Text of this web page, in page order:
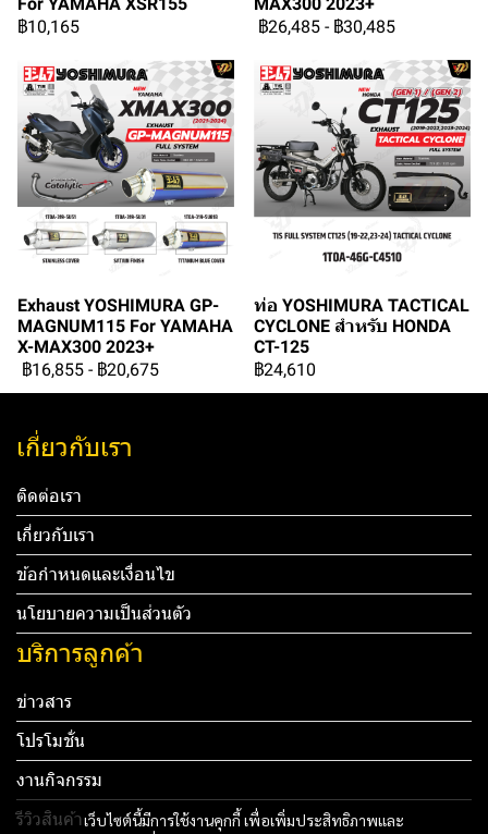
฿10,165
฿26,485 - ฿30,485
Exhaust YOSHIMURA GP-
MAGNUM115 For YAMAHA
X-MAX300 2023+
฿16,855 - ฿20,675
ท่อ YOSHIMURA TACTICAL
CYCLONE สำหรับ HONDA
CT-125
฿24,610
เว็บไซต์นี้มีการใช้งานคุกกี้ เพื่อเพิ่มประสิทธิภาพและ
เกี่ยวกับเรา
ติดต่อเรา
เกี่ยวกับเรา
ข้อกำหนดและเงื่อนไข
นโยบายความเป็นส่วนตัว
บริการลูกค้า
ข่าวสาร
โปรโมชั่น
งานกิจกรรม
รีวิวสินค้า